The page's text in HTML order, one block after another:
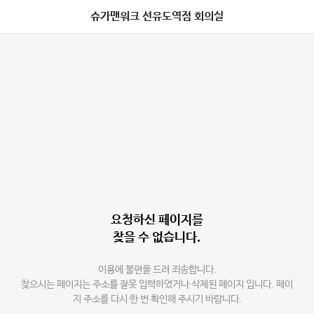
슈가맨워크 선유도역점 회의실
요청하신 페이지를
찾을 수 없습니다.
이용에 불편을 드려 죄송합니다.
찾으시는 페이지는 주소를 잘못 입력하였거나 삭제된 페이지 입니다. 페이
지 주소를 다시 한 번 확인해 주시기 바랍니다.